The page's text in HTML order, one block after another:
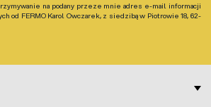
na podany przeze mnie adres e-mail informacji
od FERMO Karol Owczarek, z siedzibą w Piotrowie 18, 62-